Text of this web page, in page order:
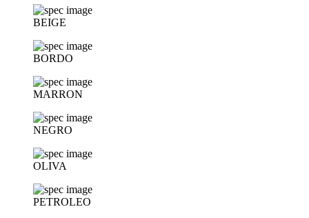
BEIGE
BORDO
MARRON
NEGRO
OLIVA
PETROLEO